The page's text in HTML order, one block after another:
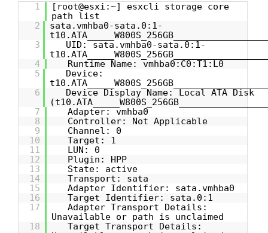
1
[root@esxi:~] esxcli storage core
path list
2
sata.vmhba0-sata.0:1-
3
UID: sata.vmhba0-sata.0:1-
4
Runtime Name: vmhba0:C0:T1:L0
5
Device:
6
Device Display Name: Local ATA Disk
7
Adapter: vmhba0
8
Controller: Not Applicable
9
Channel: 0
10
Target: 1
11
LUN: 0
12
Plugin: HPP
13
State: active
14
Transport: sata
15
Adapter Identifier: sata.vmhba0
16
Target Identifier: sata.0:1
17
Adapter Transport Details:
Unavailable or path is unclaimed
18
Target Transport Details: